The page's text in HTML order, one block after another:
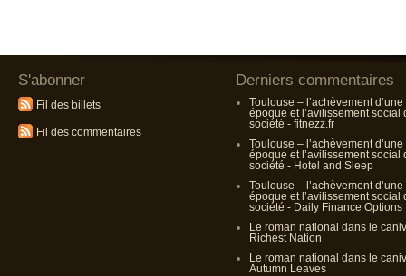
S'abonner
Fil des billets
Fil des commentaires
Derniers commentaires
Toulouse – l’achèvement d’une
époque et l’avilissement social
société - fitnezz.fr
Toulouse – l’achèvement d’une
époque et l’avilissement social
société - Hotel and Sleep
Toulouse – l’achèvement d’une
époque et l’avilissement social
société - Daily Finance Options
Le roman national dans le
Richest Nation
Le roman national dans le
Autumn Leaves